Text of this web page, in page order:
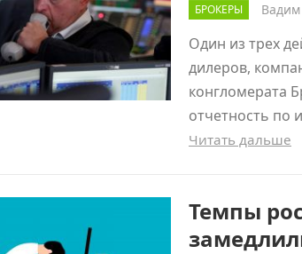
БРОКЕРЫ
Один из трех
дилеров,
конгломерата
отчетность по
Читать дальше
Темпы